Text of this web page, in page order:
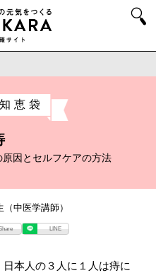
恵袋
因とセルフケアの方法
中医学講師）
LINE
本人の３人に１人は痔に